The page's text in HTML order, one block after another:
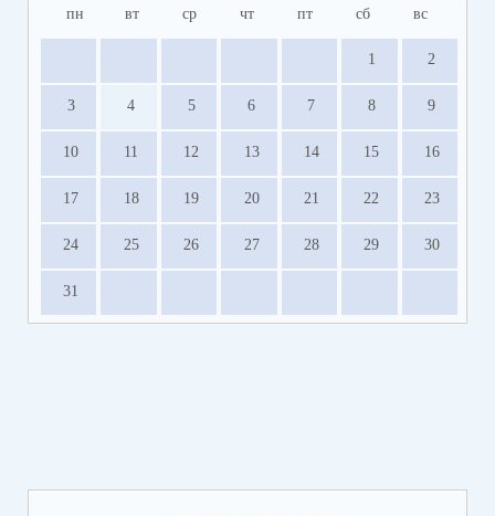
пн вт ср чт пт сб вс
1 2
3 4 5 6 7 8 9
10 11 12 13 14 15 16
17 18 19 20 21 22 23
24 25 26 27 28 29 30
31